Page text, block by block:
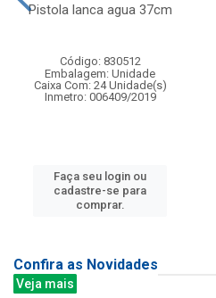
Pistola lanca agua 37cm
Código: 830512
Embalagem: Unidade
Caixa Com: 24 Unidade(s)
Inmetro: 006409/2019
Faça seu login ou
cadastre-se para
comprar.
Confira as Novidades
Veja mais